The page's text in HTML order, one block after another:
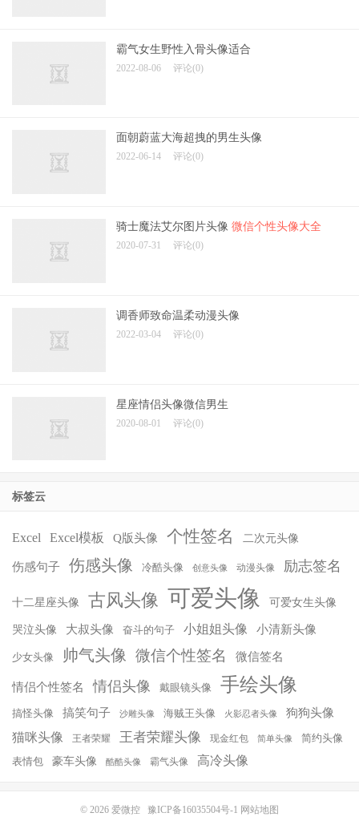
霸气女生野性入骨头像适合
2022-08-06 评论(0)
面朝蔚蓝大海超拽的男生头像
2022-06-14 评论(0)
骑士魔法艾尔图片头像 微信个性头像大全
2020-07-31 评论(0)
调香师致命温柔动漫头像
2022-03-04 评论(0)
星座情侣头像微信男生
2020-08-01 评论(0)
标签云
Excel Excel模板 Q版头像 个性签名 二次元头像
伤感句子 伤感头像 冷酷头像 创意头像 动漫头像 励志签名
十二星座头像 古风头像 可爱头像 可爱女生头像
哭泣头像 大叔头像 奋斗的句子 小姐姐头像 小清新头像
少女头像 帅气头像 微信个性签名 微信签名
情侣个性签名 情侣头像 戴眼镜头像 手绘头像
搞怪头像 搞笑句子 沙雕头像 海贼王头像 火影忍者头像 狗狗头像
猫咪头像 王者荣耀 王者荣耀头像 现金红包 简单头像 简约头像
表情包 豪车头像 酷酷头像 霸气头像 高冷头像
© 2026 爱微控 豫ICP备16035504号-1 网站地图